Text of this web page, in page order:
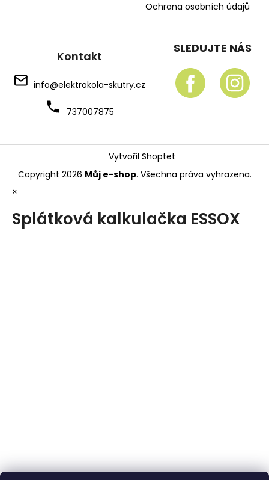
Ochrana osobních údajů
Kontakt
info@elektrokola-skutry.cz
737007875
SLEDUJTE NÁS
Vytvořil Shoptet
Copyright 2026 Můj e-shop. Všechna práva vyhrazena.
×
Splátková kalkulačka ESSOX